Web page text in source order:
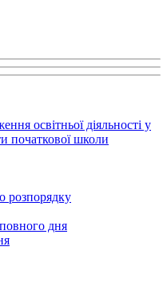
освітньої діяльності у
початкової школи
розпорядку
дня